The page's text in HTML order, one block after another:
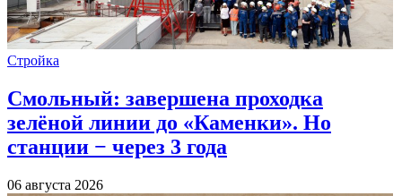
Стройка
Смольный: завершена проходка
зелёной линии до «Каменки». Но
станции − через 3 года
06 августа 2026